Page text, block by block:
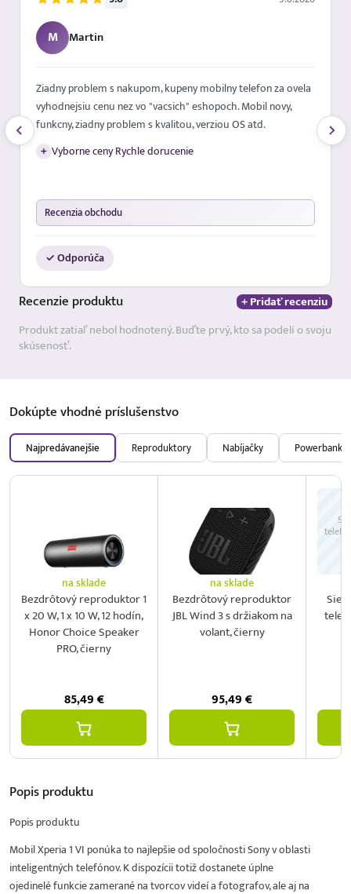
M Martin
Ziadny problem s nakupom, kupeny mobilny telefon za ovela
vyhodnejsiu cenu nez vo "vacsich" eshopoch. Mobil novy,
funkcny, ziadny problem s kvalitou, verziou OS atd.
+ Vyborne ceny Rychle dorucenie
Recenzia obchodu
✓ Odporúča
Recenzie produktu
+ Pridať recenziu
Produkt zatiaľ nebol hodnotený. Buďte prvý, kto sa podelí o svoju
skúsenosť.
Dokúpte vhodné príslušenstvo
Najpredávanejšie Reproduktory Nabíjačky Powerbanky
na sklade
Bezdrôtový reproduktor 1
x 20 W, 1 x 10 W, 12 hodín,
Honor Choice Speaker
PRO, čierny
85,49€
na sklade
Bezdrôtový reproduktor
JBL Wind 3 s držiakom na
volant, čierny
95,49€
Popisproduktu
Popis produktu
Mobil Xperia 1 VI ponúka to najlepšie od spoločnosti Sony v oblasti
inteligentných telefónov. K dispozícii totiž dostanete úplne
ojedinelé funkcie zamerané na tvorcov videí a fotografov, ale aj na